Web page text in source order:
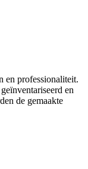
en professionaliteit.
en
de gemaakte